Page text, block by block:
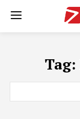
Tag: